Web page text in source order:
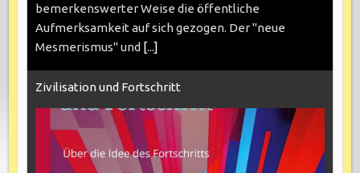
bemerkenswerter Weise die öffentliche
Aufmerksamkeit auf sich gezogen. Der "neue
Mesmerismus" und [...]
Zivilisation und Fortschritt